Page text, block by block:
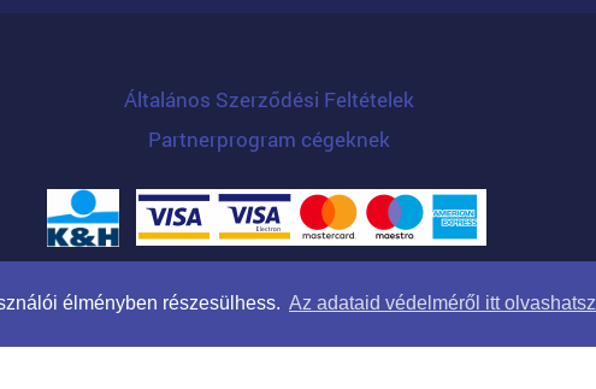
élményben részesülhess. Az adataid védelméről itt olvashatsz
Általános Szerződési Feltételek
Partnerprogram cégeknek